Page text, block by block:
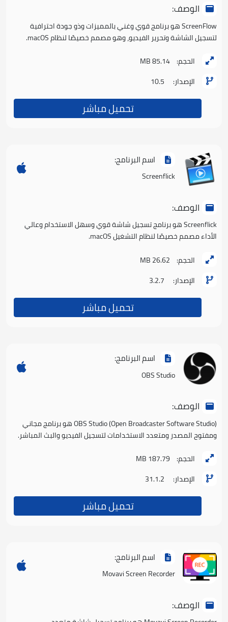
الوصف:
ScreenFlow هو برنامج قوي وغني بالمميزات وذو جودة احترافية
لتسجيل الشاشة وتحرير الفيديو، وهو مصمم خصيصًا لنظام macOS.
الحجم: 85.14 MB
الإصدار:
10.5
تحميل مباشر
اسم البرنامج:
Screenflick
الوصف:
Screenflick هو برنامج تسجيل شاشة قوي وسهل الاستخدام وعالي
الأداء مصمم خصيصًا لنظام التشغيل macOS.
الحجم: 26.62 MB
الإصدار:
3.2.7
تحميل مباشر
اسم البرنامج:
OBS Studio
الوصف:
OBS Studio (Open Broadcaster Software Studio) هو برنامج مجاني
ومفتوح المصدر ومتعدد الاستخدامات لتسجيل الفيديو والبث المباشر.
الحجم: 187.79 MB
الإصدار:
31.1.2
تحميل مباشر
اسم البرنامج:
Movavi Screen Recorder
الوصف: